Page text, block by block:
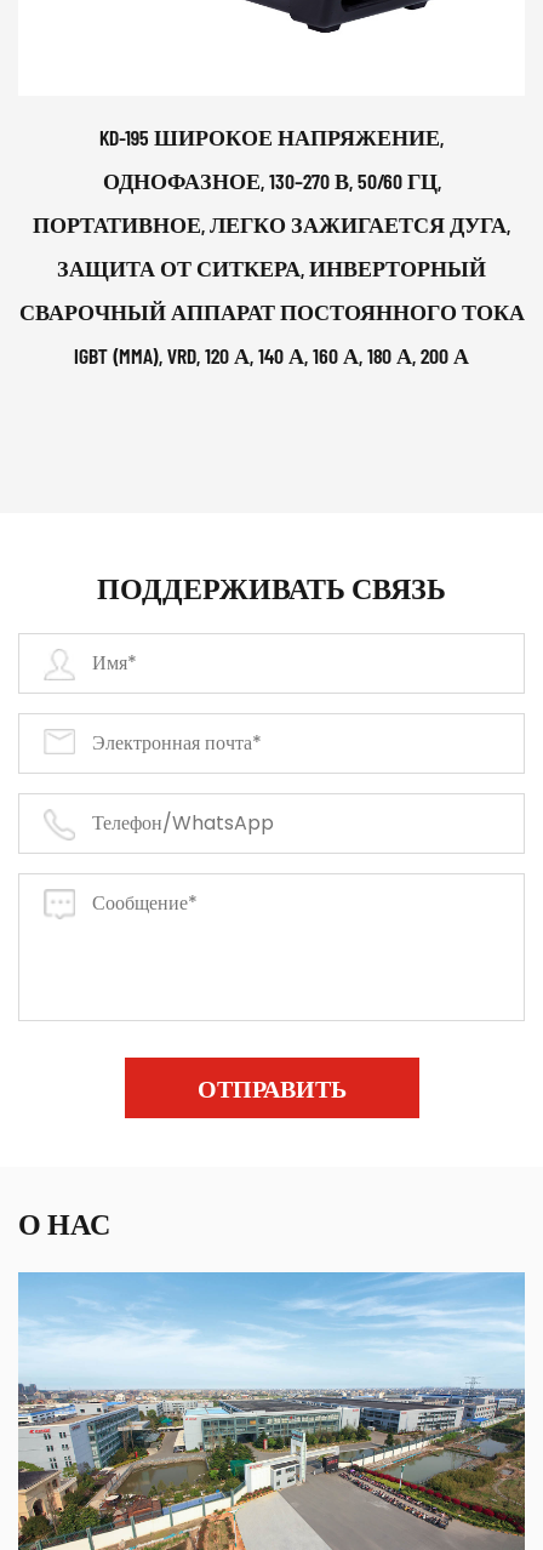
KD-195 ШИРОКОЕ НАПРЯЖЕНИЕ,
ОДНОФАЗНОЕ, 130–270 В, 50/60 ГЦ,
ПОРТАТИВНОЕ, ЛЕГКО ЗАЖИГАЕТСЯ ДУГА,
ЗАЩИТА ОТ СИТКЕРА, ИНВЕРТОРНЫЙ
СВАРОЧНЫЙ АППАРАТ ПОСТОЯННОГО ТОКА
IGBT (MMA), VRD, 120 А, 140 А, 160 А, 180 А, 200 А
ПОДДЕРЖИВАТЬ СВЯЗЬ
ОТПРАВИТЬ
О НАС